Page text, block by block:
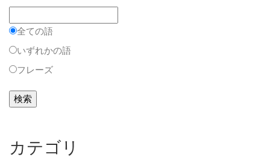
全ての語
いずれかの語
フレーズ
カテゴリ